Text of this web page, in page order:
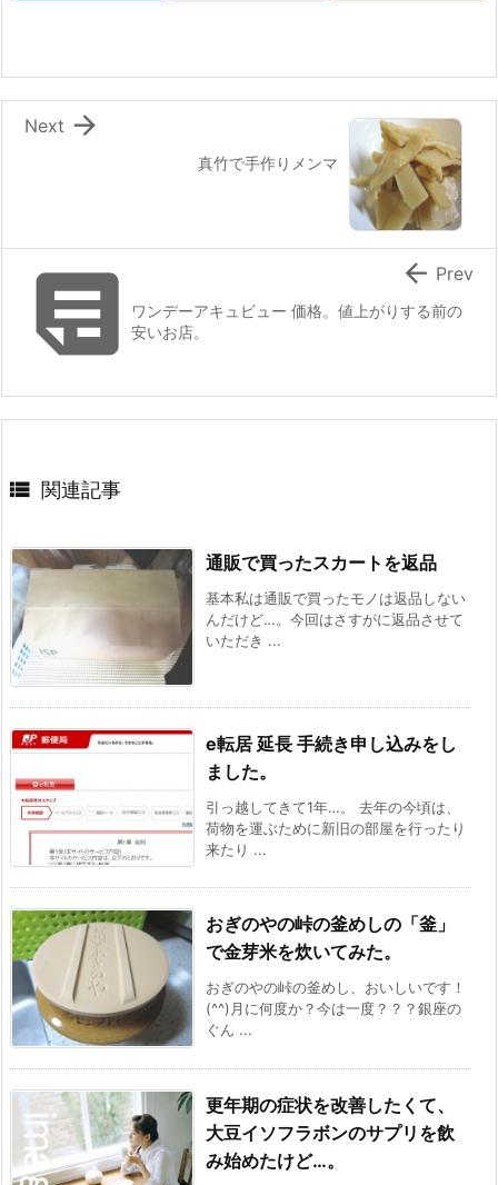
真竹で手作りメンマ

Next
ワンデーアキュビュー 価格。値上がりする前の
安いお店。
 Prev
 関連記事
通販で買ったスカートを返品
基本私は通販で買ったモノは返品しない
んだけど…。今回はさすがに返品させて
いただき ...
e転居 延長 手続き申し込みをし
ました。
引っ越してきて1年…。 去年の今頃は、
荷物を運ぶために新旧の部屋を行ったり
来たり ...
おぎのやの峠の釜めしの「釜」
で金芽米を炊いてみた。
おぎのやの峠の釜めし、おいしいです！
(^^)月に何度か？今は一度？？？銀座の
ぐん ...
更年期の症状を改善したくて、
大豆イソフラボンのサプリを飲
み始めたけど…。